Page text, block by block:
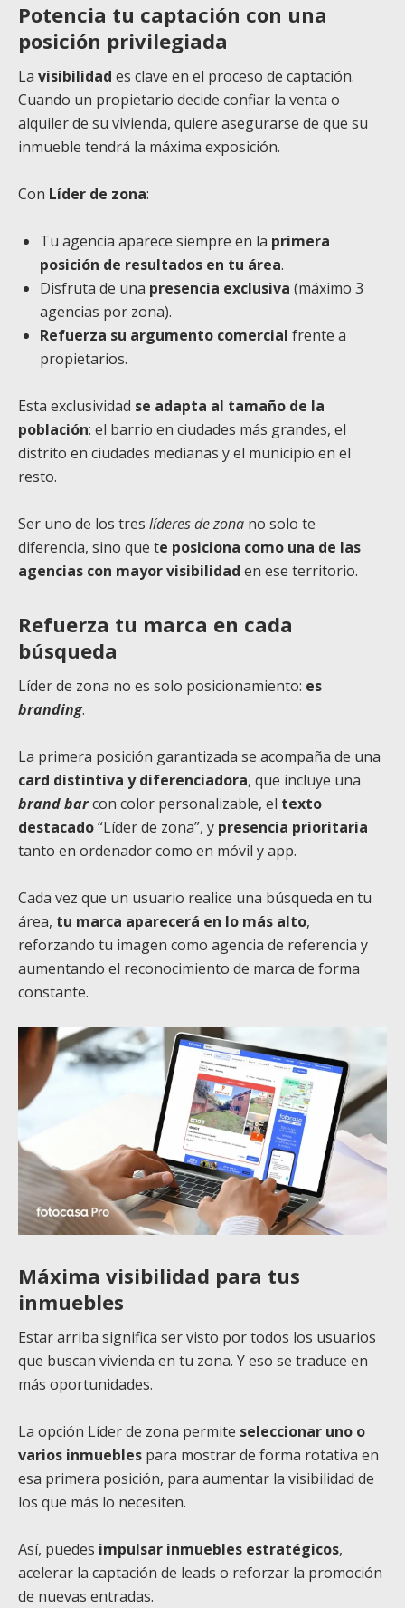
Potencia tu captación con una
posición privilegiada
La visibilidad es clave en el proceso de captación.
Cuando un propietario decide confiar la venta o
alquiler de su vivienda, quiere asegurarse de que su
inmueble tendrá la máxima exposición.
Con Líder de zona:
Tu agencia aparece siempre en la primera
posición de resultados en tu área.
Disfruta de una presencia exclusiva (máximo 3
agencias por zona).
Refuerza su argumento comercial frente a
propietarios.
Esta exclusividad se adapta al tamaño de la
población: el barrio en ciudades más grandes, el
distrito en ciudades medianas y el municipio en el
resto.
Ser uno de los tres líderes de zona no solo te
diferencia, sino que te posiciona como una de las
agencias con mayor visibilidad en ese territorio.
Refuerza tu marca en cada
búsqueda
Líder de zona no es solo posicionamiento: es
branding.
La primera posición garantizada se acompaña de una
card distintiva y diferenciadora, que incluye una
brand barcon color personalizable, el texto
destacado“Líder de zona”, y presencia prioritaria
tanto en ordenador como en móvil y app.
Cada vez que un usuario realice una búsqueda en tu
área, tu marca aparecerá en lo más alto,
reforzando tu imagen como agencia de referencia y
aumentando el reconocimiento de marca de forma
constante.
Máxima visibilidad para tus
inmuebles
Estar arriba significa ser visto por todos los usuarios
que buscan vivienda en tu zona. Y eso se traduce en
más oportunidades.
La opción Líder de zona permite seleccionar uno o
varios inmuebles para mostrar de forma rotativa en
esa primera posición, para aumentar la visibilidad de
los que más lo necesiten.
Así, puedes impulsar inmuebles estratégicos,
acelerar la captación de leads o reforzar la promoción
de nuevas entradas.